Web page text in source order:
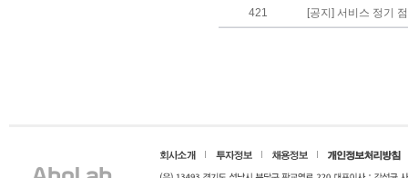
421 [공지] 서비스 정기